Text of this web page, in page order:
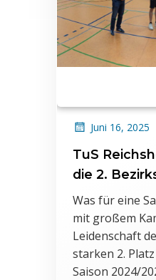
Juni 16, 2025
TuS
die 2.
Was für eine
mit großem
Leidenschaft
starken 2.
Saison 2024/